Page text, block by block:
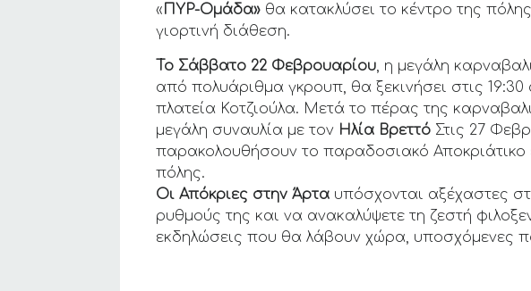
«ΠΥΡ-Ομάδα» θα κατακλύσει το κέντρο της
γιορτινή διάθεση.
Το Σάββατο 22 Φεβρουαρίου, η μεγάλη
από πολυάριθμα γκρουπ, θα ξεκινήσει στις
πλατεία Κοτζιούλα. Μετά το πέρας της
μεγάλη συναυλία με τον Ηλία Βρεττό Στις 27
παρακολουθήσουν το παραδοσιακό Αποκριάτικο
πόλης.
Οι Απόκριες στην Άρτα υπόσχονται αξέχαστες
ρυθμούς της και να ανακαλύψετε τη ζεστή
εκδηλώσεις που θα λάβουν χώρα, υποσχόμενες